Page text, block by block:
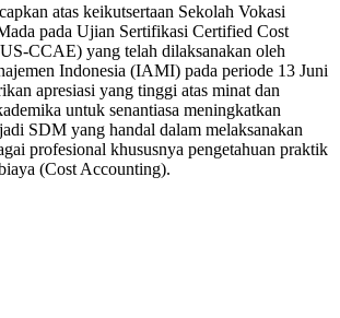
atas keikutsertaan Sekolah Vokasi
pada Ujian Sertifikasi Certified Cost
CCAE) yang telah dilaksanakan oleh
Indonesia (IAMI) pada periode 13 Juni
apresiasi yang tinggi atas minat dan
untuk senantiasa meningkatkan
SDM yang handal dalam melaksanakan
profesional khususnya pengetahuan praktik
(Cost Accounting).